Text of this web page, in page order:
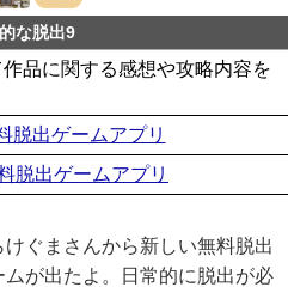
な脱出9
品に関する感想や攻略内容を
脱出ゲームアプリ
脱出ゲームアプリ
けぐまさんから新しい無料脱出
ムが出たよ。日常的に脱出が必